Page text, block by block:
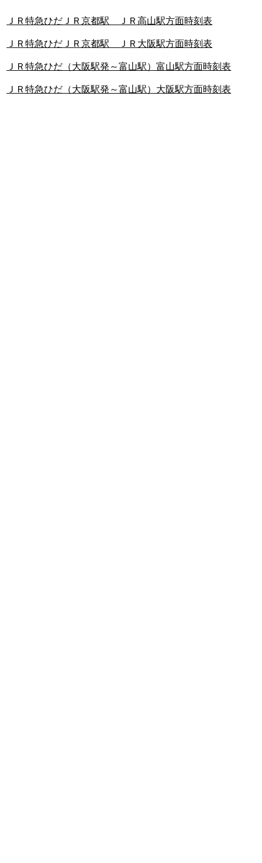
ＪＲ特急ひだＪＲ京都駅 ＪＲ高山駅方面時刻表
ＪＲ特急ひだＪＲ京都駅 ＪＲ大阪駅方面時刻表
ＪＲ特急ひだ（大阪駅発～富山駅）富山駅方面時刻表
ＪＲ特急ひだ（大阪駅発～富山駅）大阪駅方面時刻表